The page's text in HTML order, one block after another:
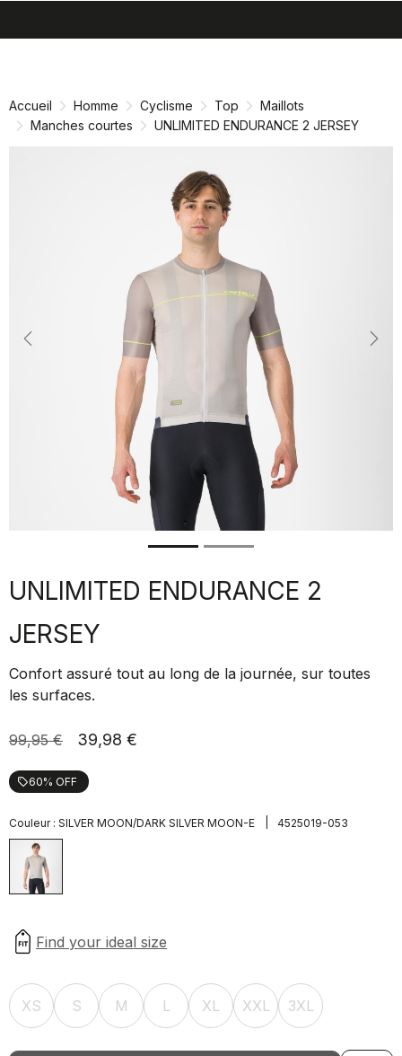
directement
navigation
directement
Accueil Homme Cyclisme Top
Maillots
Manches courtes
UNLIMITED ENDURANCE 2 JERSEY
Previous
UNLIMITED ENDURANCE 2
JERSEY
Confort assuré tout au long de la journée, sur toutes
les surfaces.
99,95 € 39,98 €
local_offer60% OFF
Couleur : SILVER MOON/DARK SILVER MOON-E 4525019-053
XS S M L XL XXL 3XL